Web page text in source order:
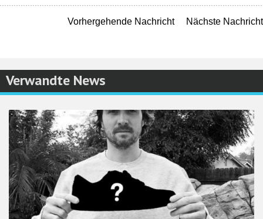
Vorhergehende Nachricht Nächste Nachricht
Verwandte News